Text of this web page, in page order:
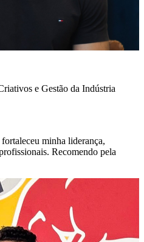
e Gestão da Indústria
minha liderança,
Recomendo pela